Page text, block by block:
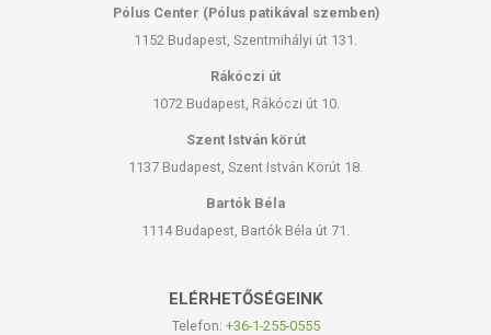
Pólus Center (Pólus patikával szemben)
1152 Budapest, Szentmihályi út 131.
Rákóczi út
1072 Budapest, Rákóczi út 10.
Szent István körút
1137 Budapest, Szent István Körút 18.
Bartók Béla
1114 Budapest, Bartók Béla út 71.
ELÉRHETŐSÉGEINK
Telefon: +36-1-255-0555